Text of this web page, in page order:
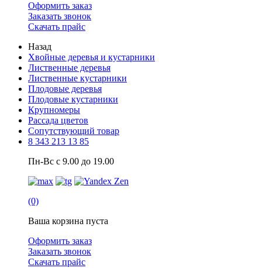
Оформить заказ
Заказать звонок
Скачать прайс
Назад
Хвойные деревья и кустарники
Лиственные деревья
Лиственные кустарники
Плодовые деревья
Плодовые кустарники
Крупномеры
Рассада цветов
Сопутствующий товар
8 343 213 13 85
Пн-Вс с 9.00 до 19.00
(0)
Ваша корзина пуста
Оформить заказ
Заказать звонок
Скачать прайс